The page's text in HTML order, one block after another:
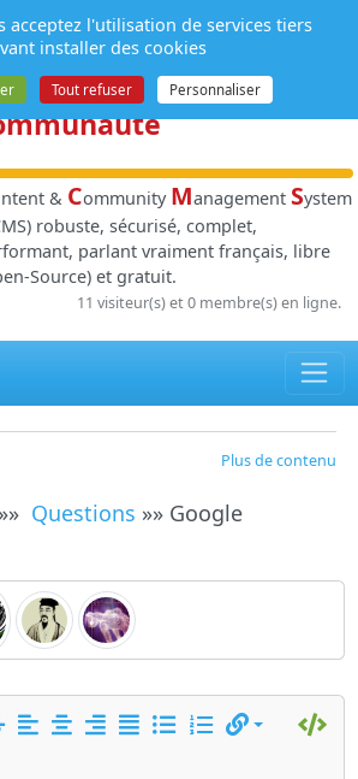
:Gestion de
et de
& Community Management System
robuste, sécurisé, complet,
parlant vraiment français, libre
Source) et gratuit.
11 visiteur(s) et 0 membre(s) en ligne.
Plus de contenu
»» Questions »» Google
cookies
acceptez l'utilisation de services tiers
installer des cookies
Tout refuser Personnaliser